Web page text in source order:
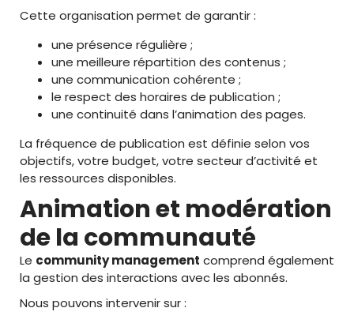
Cette organisation permet de garantir :
une présence régulière ;
une meilleure répartition des contenus ;
une communication cohérente ;
le respect des horaires de publication ;
une continuité dans l’animation des pages.
La fréquence de publication est définie selon vos
objectifs, votre budget, votre secteur d’activité et
les ressources disponibles.
Animation et modération
de la communauté
Le community management comprend également
la gestion des interactions avec les abonnés.
Nous pouvons intervenir sur :